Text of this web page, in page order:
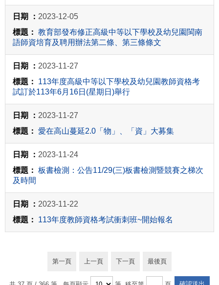
2023-12-05
教育部發布修正高級中等以下學校及幼兒園閩南
語師資培育及聘用辦法第二條、第三條條文
2023-11-27
113年度高級中等以下學校及幼兒園教師資格考
試訂於113年6月16日(星期日)舉行
2023-11-27
愛在高山蔓延2.0「物」、「資」大募集
2023-11-24
板書檢測：公告11/29(三)板書檢測暨競賽之梯次
及時間
2023-11-22
113年度教師資格考試衝刺班~開始報名
第一頁 上一頁 下一頁 最後頁